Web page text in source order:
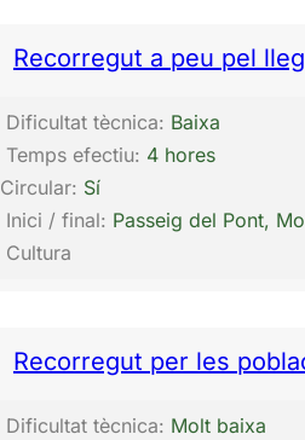
Recorregut a peu pel
Dificultat tècnica: Baixa
Temps efectiu: 4 hores
Circular: Sí
Inici / final: Passeig del Pont,
Cultura
Recorregut per les
Dificultat tècnica: Molt baixa